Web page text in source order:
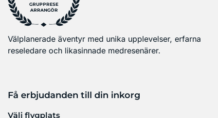
GRUPPRESE
ARRANGÖR
Välplanerade äventyr med unika upplevelser, erfarna
reseledare och likasinnade medresenärer.
Få erbjudanden till din inkorg
Välj flygplats